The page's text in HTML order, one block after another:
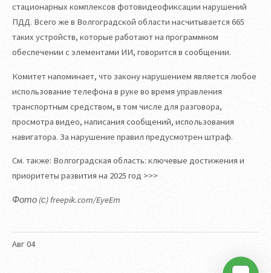
Авг04
стационарных комплексов фотовидеофиксации нарушений
ПДД. Всего же в Волгоградской области насчитывается 665
таких устройств, которые работают на программном
обеспечении с элементами ИИ, говорится в сообщении.
Комитет напоминает, что закону нарушением является любое
использование телефона в руке во время управления
транспортным средством, в том числе для разговора,
просмотра видео, написания сообщений, использования
навигатора. За нарушение правил предусмотрен штраф.
См. также: Волгоградская область: ключевые достижения и
приоритеты развития на 2025 год >>>
Фото (с) freepik.com/EyeEm